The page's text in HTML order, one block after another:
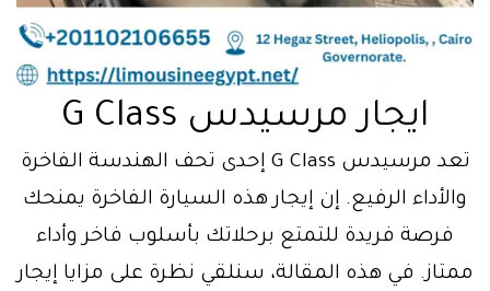
ايجار مرسيدس G Class
تعد مرسيدس G Class إحدى تحف الهندسة الفاخرة
والأداء الرفيع. إن إيجار هذه السيارة الفاخرة يمنحك
فرصة فريدة للتمتع برحلاتك بأسلوب فاخر وأداء
ممتاز. في هذه المقالة، سنلقي نظرة على مزايا إيجار